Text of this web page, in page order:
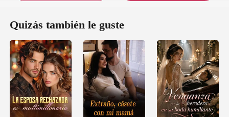
Quizás también le guste